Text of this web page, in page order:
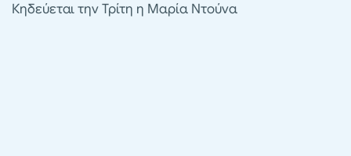
Κηδεύεται την Τρίτη η Μαρία Ντούνα